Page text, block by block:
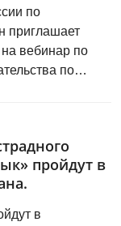
по
приглашает
вебинар по
по
лиц в
2022 году,
февраля 2022
мск.
пройдут в
в